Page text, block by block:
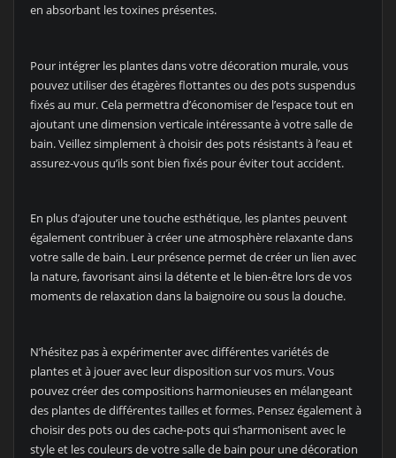
en absorbant les toxines présentes.
Pour intégrer les plantes dans votre décoration murale, vous
pouvez utiliser des étagères flottantes ou des pots suspendus
fixés au mur. Cela permettra d’économiser de l’espace tout en
ajoutant une dimension verticale intéressante à votre salle de
bain. Veillez simplement à choisir des pots résistants à l’eau et
assurez-vous qu’ils sont bien fixés pour éviter tout accident.
En plus d’ajouter une touche esthétique, les plantes peuvent
également contribuer à créer une atmosphère relaxante dans
votre salle de bain. Leur présence permet de créer un lien avec
la nature, favorisant ainsi la détente et le bien-être lors de vos
moments de relaxation dans la baignoire ou sous la douche.
N’hésitez pas à expérimenter avec différentes variétés de
plantes et à jouer avec leur disposition sur vos murs. Vous
pouvez créer des compositions harmonieuses en mélangeant
des plantes de différentes tailles et formes. Pensez également à
choisir des pots ou des cache-pots qui s’harmonisent avec le
style et les couleurs de votre salle de bain pour une décoration